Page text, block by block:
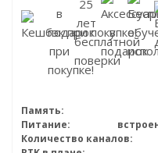
Память:
Питание:
Количество каналов: